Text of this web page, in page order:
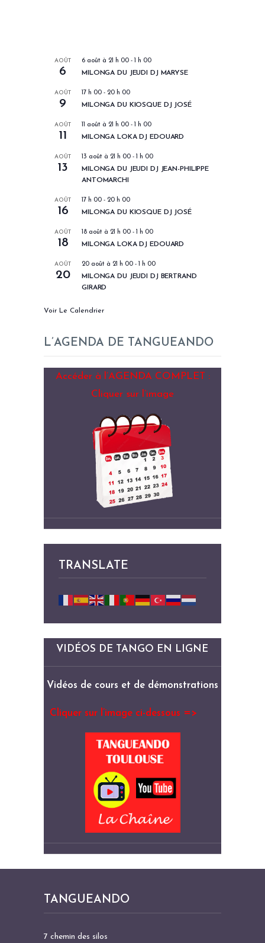
AOÛT
6
6 août à 21 h 00 - 1 h 00
MILONGA DU JEUDI DJ MARYSE
AOÛT
9
17 h 00 - 20 h 00
MILONGA DU KIOSQUE DJ JOSÉ
AOÛT
11
11 août à 21 h 00 - 1 h 00
MILONGA LOKA DJ EDOUARD
AOÛT
13
13 août à 21 h 00 - 1 h 00
MILONGA DU JEUDI DJ JEAN-PHILIPPE
ANTOMARCHI
AOÛT
16
17 h 00 - 20 h 00
MILONGA DU KIOSQUE DJ JOSÉ
AOÛT
18
18 août à 21 h 00 - 1 h 00
MILONGA LOKA DJ EDOUARD
AOÛT
20
20 août à 21 h 00 - 1 h 00
MILONGA DU JEUDI DJ BERTRAND
GIRARD
Voir Le Calendrier
L’AGENDA DE TANGUEANDO
Accéder à l’AGENDA COMPLET :
Cliquer sur l’image
TRANSLATE
VIDÉOS DE TANGO EN LIGNE
Vidéos de cours et de démonstrations
Cliquer sur l’image ci-dessous =>
TANGUEANDO
7 chemin des silos